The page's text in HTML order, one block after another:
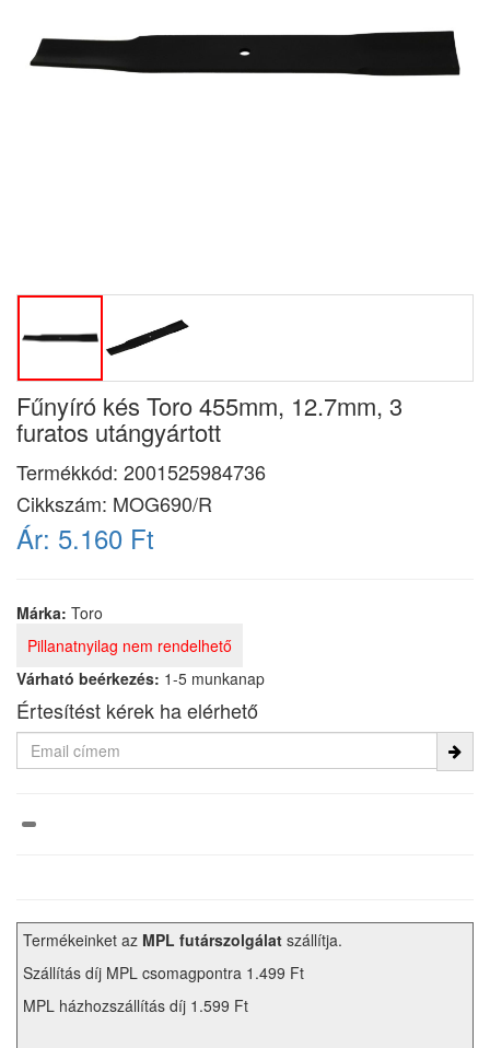
Fűnyíró kés Toro 455mm, 12.7mm, 3
furatos utángyártott
Termékkód: 2001525984736
Cikkszám: MOG690/R
Ár: 5.160 Ft
Márka: Toro
Pillanatnyilag nem rendelhető
Várható beérkezés: 1-5 munkanap
Értesítést kérek ha elérhető
Termékeinket az MPL futárszolgálat szállítja.
Szállítás díj MPL csomagpontra 1.499 Ft
MPL házhozszállítás díj 1.599 Ft